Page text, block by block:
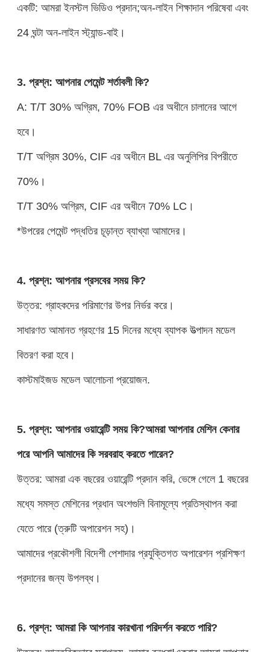
একটি: আমরা ইনস্টল ভিডিও প্রদান;অন-লাইন শিক্ষাদান পরিষেবা এবং
24 ঘন্টা অন-লাইন স্ট্যান্ড-বাই।
3. প্রশ্ন: আপনার পেমেন্ট শর্তাবলী কি?
A: T/T 30% অগ্রিম, 70% FOB এর অধীনে চালানের আগে
হবে।
T/T অগ্রিম 30%, CIF এর অধীনে BL এর অনুলিপির বিপরীতে
70%।
T/T 30% অগ্রিম, CIF এর অধীনে 70% LC।
*উপরের পেমেন্ট পদ্ধতির চূড়ান্ত ব্যাখ্যা আমাদের।
4. প্রশ্ন: আপনার প্রসবের সময় কি?
উত্তর: গ্রাহকদের পরিমাণের উপর নির্ভর করে।
সাধারণত আমানত গ্রহণের 15 দিনের মধ্যে ব্যাপক উত্পাদন মডেল
বিতরণ করা হবে।
কাস্টমাইজড মডেল আলোচনা প্রয়োজন.
5. প্রশ্ন: আপনার ওয়ারেন্টি সময় কি?আমরা আপনার মেশিন কেনার
পরে আপনি আমাদের কি সরবরাহ করতে পারেন?
উত্তর: আমরা এক বছরের ওয়ারেন্টি প্রদান করি, ভেঙ্গে গেলে 1 বছরের
মধ্যে সমস্ত মেশিনের প্রধান অংশগুলি বিনামূল্যে প্রতিস্থাপন করা
যেতে পারে (ত্রুটি অপারেশন সহ)।
আমাদের প্রকৌশলী বিদেশী পেশাদার প্রযুক্তিগত অপারেশন প্রশিক্ষণ
প্রদানের জন্য উপলব্ধ।
6. প্রশ্ন: আমরা কি আপনার কারখানা পরিদর্শন করতে পারি?